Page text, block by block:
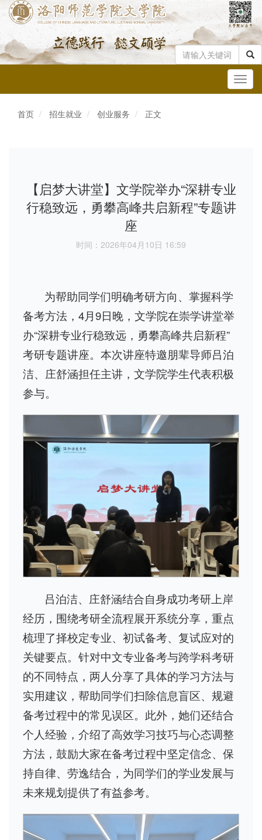
首页
招生就业 创业服务 正文
【启梦大讲堂】文学院举办“深耕专业
行稳致远，勇攀高峰共启新程”专题讲
座
时间：2026年04月10日 16:59
为帮助同学们明确考研方向、掌握科学
备考方法，4月9日晚，文学院在崇学讲堂举
办“深耕专业行稳致远，勇攀高峰共启新程”
考研专题讲座。本次讲座特邀朋辈导师吕泊
洁、庄舒涵担任主讲，文学院学生代表积极
参与。
吕泊洁、庄舒涵结合自身成功考研上岸
经历，围绕考研全流程展开系统分享，重点
梳理了择校定专业、初试备考、复试应对的
关键要点。针对中文专业备考与跨学科考研
的不同特点，两人分享了具体的学习方法与
实用建议，帮助同学们扫除信息盲区、规避
备考过程中的常见误区。此外，她们还结合
个人经验，介绍了高效学习技巧与心态调整
方法，鼓励大家在备考过程中坚定信念、保
持自律、劳逸结合，为同学们的学业发展与
未来规划提供了有益参考。